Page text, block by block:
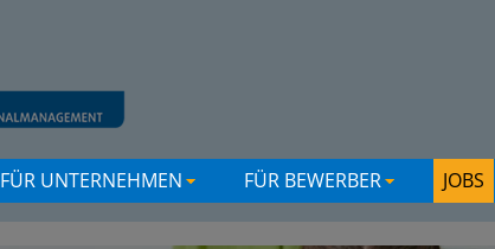
+
+
FÜR UNTERNEHMEN
+
+
FÜR BEWERBER JOBS